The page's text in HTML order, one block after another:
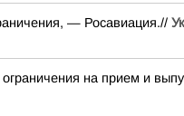
— Росавиация.//
на прием и выпуск